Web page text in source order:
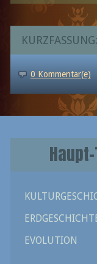
0 Kommentar(e)
EVOLUTION